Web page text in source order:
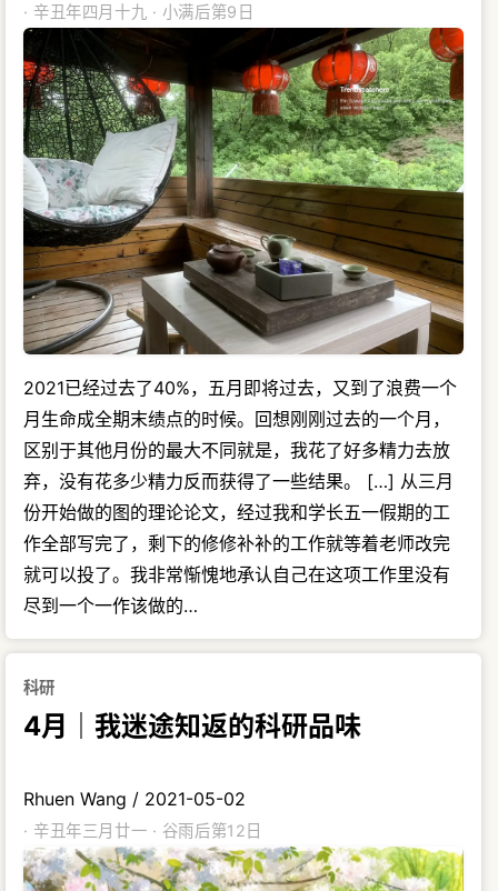
· 辛丑年四月十九 · 小满后第9日
2021已经过去了40%，五月即将过去，又到了浪费一个
月生命成全期末绩点的时候。回想刚刚过去的一个月，
区别于其他月份的最大不同就是，我花了好多精力去放
弃，没有花多少精力反而获得了一些结果。 […] 从三月
份开始做的图的理论论文，经过我和学长五一假期的工
作全部写完了，剩下的修修补补的工作就等着老师改完
就可以投了。我非常惭愧地承认自己在这项工作里没有
尽到一个一作该做的…
科研
4月｜我迷途知返的科研品味
Rhuen Wang / 2021-05-02
· 辛丑年三月廿一 · 谷雨后第12日